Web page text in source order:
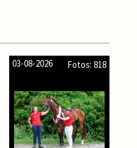
03-08-2026 Fotos: 818